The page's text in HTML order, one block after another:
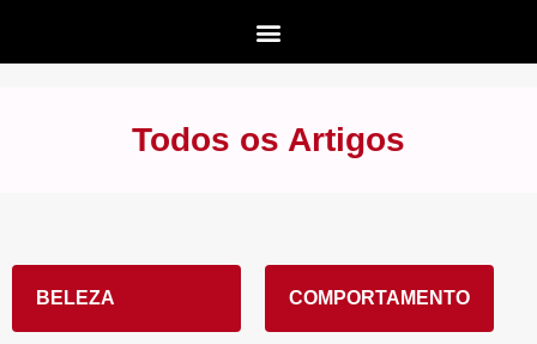
Todos os Artigos
BELEZA COMPORTAMENTO